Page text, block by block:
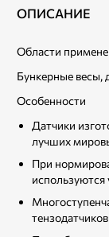
ОПИСАНИЕ
Области
Бункерные весы,
Особенности
Датчики
лучших
При
тензодатчиков